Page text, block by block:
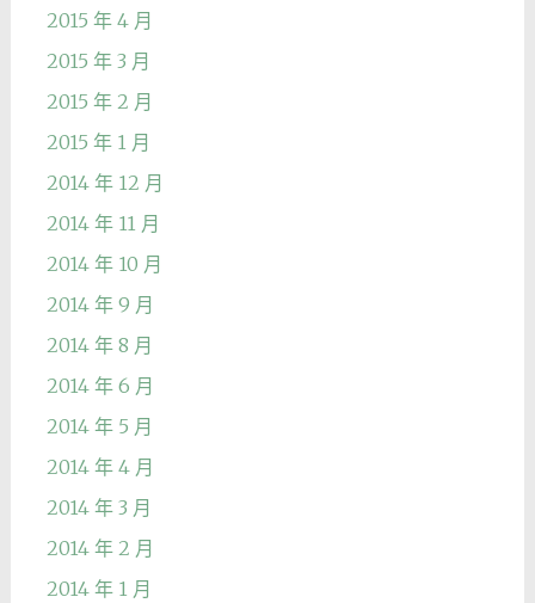
2015 年 4 月
2015 年 3 月
2015 年 2 月
2015 年 1 月
2014 年 12 月
2014 年 11 月
2014 年 10 月
2014 年 9 月
2014 年 8 月
2014 年 6 月
2014 年 5 月
2014 年 4 月
2014 年 3 月
2014 年 2 月
2014 年 1 月